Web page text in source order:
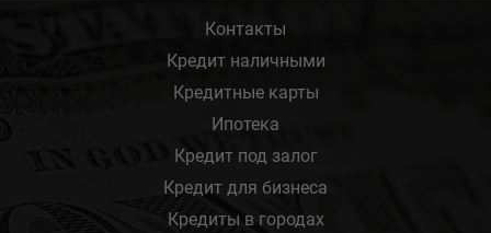
Контакты
Кредит наличными
Кредитные карты
Ипотека
Кредит под залог
Кредит для бизнеса
Кредиты в городах